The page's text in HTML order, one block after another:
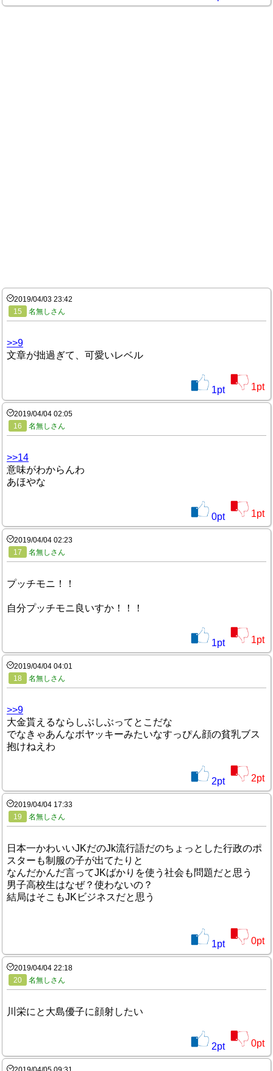
2019/04/03 23:42
15
名無しさん
>>9
文章が拙過ぎて、可愛いレベル
1pt 1pt
2019/04/04 02:05
16
名無しさん
>>14
意味がわからんわ
あほやな
0pt 1pt
2019/04/04 02:23
17
名無しさん
プッチモニ！！
自分プッチモニ良いすか！！！
1pt 1pt
2019/04/04 04:01
18
名無しさん
>>9
大金貰えるならしぶしぶってとこだな
でなきゃあんなボヤッキーみたいなすっぴん顔の貧乳ブス
抱けねえわ
2pt 2pt
2019/04/04 17:33
19
名無しさん
日本一かわいいJKだのJk流行語だのちょっとした行政のポ
スターも制服の子が出てたりと
なんだかんだ言ってJKばかりを使う社会も問題だと思う
男子高校生はなぜ？使わないの？
結局はそこもJKビジネスだと思う
1pt 0pt
2019/04/04 22:18
20
名無しさん
川栄にと大島優子に顔射したい
2pt 0pt